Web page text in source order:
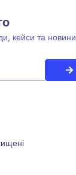
кейси та новини